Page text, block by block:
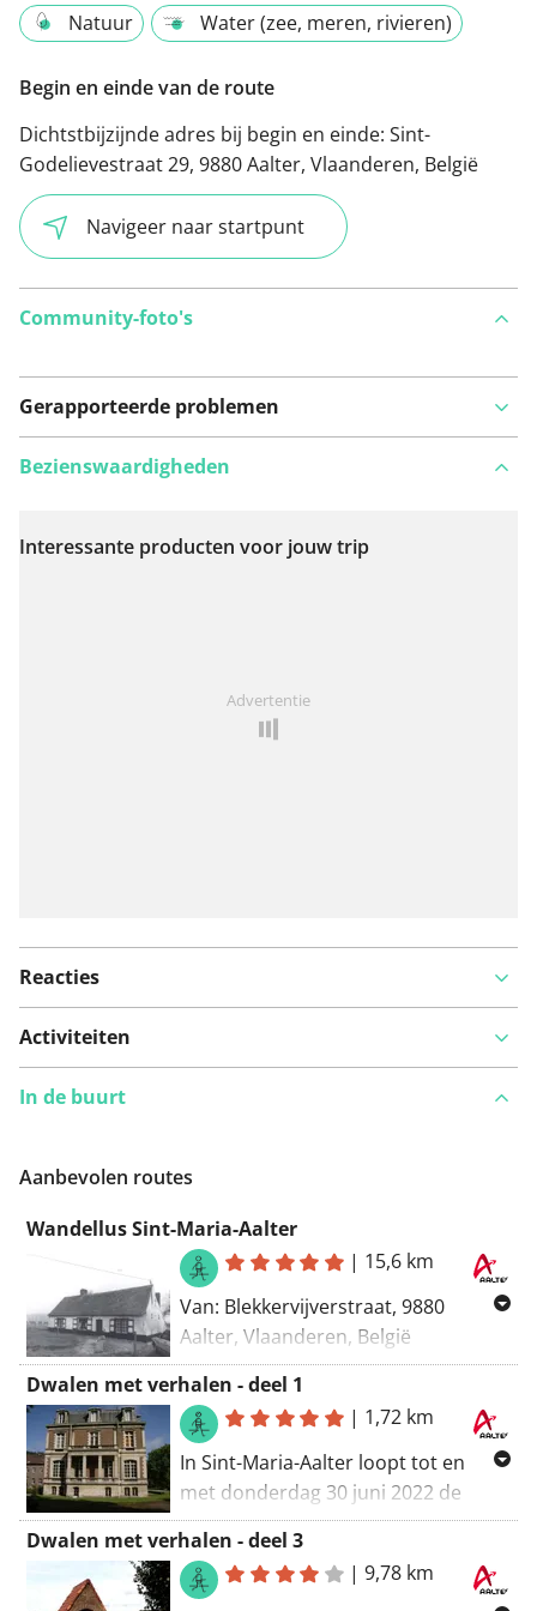
Natuur Water (zee, meren, rivieren)
Begin en einde van de route
Dichtstbijzijnde adres bij begin en einde: Sint-
Godelievestraat 29, 9880 Aalter, Vlaanderen, België
Navigeer naar startpunt
Community-foto's
Gerapporteerde problemen
Bekijk op kaart
Bezienswaardigheden
Interessante producten voor jouw trip
Advertentie
Reacties
Activiteiten
In de buurt
Aanbevolen routes
Wandellus Sint-Maria-Aalter
| 15,6 km
Van: Blekkervijverstraat, 9880
Aalter, Vlaanderen, België
Naar: Schuurlo, 9880 Aalter,
Vlaanderen, België
Routering: Wandel - knooppunten
Dwalen met verhalen - deel 1
| 1,72 km
In Sint-Maria-Aalter loopt tot en
met donderdag 30 juni 2022 de
nieuwe wandelroute ‘Dwalen met
Verhalen’. Meesterverteller Warre
Borgmans neemt je op sleeptouw
Dwalen met verhalen - deel 3
|9,78 km